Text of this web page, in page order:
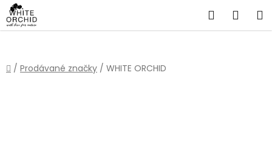
Přejít
na
obsah
Hledat
Domů
/ Prodávané značky / WHITE ORCHID